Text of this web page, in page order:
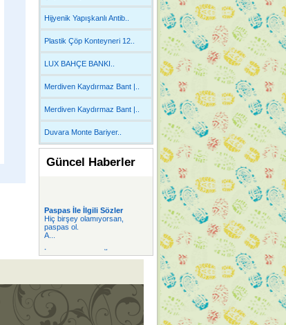
Hijyenik Yapışkanlı Antib..
Plastik Çöp Konteyneri 12..
LUX BAHÇE BANKI..
Merdiven Kaydırmaz Bant |..
Merdiven Kaydırmaz Bant |..
Duvara Monte Bariyer..
Güncel Haberler
Paspas İle İlgili Sözler
Hiç birşey olamıyorsan,
paspas ol.
A...
İBB Hal Müdürlüğü her
yazıhanede 2 Plast
PVC Yer Döşemesi
PVC Yer Döşeme lerinde
Dekoratif desen v...